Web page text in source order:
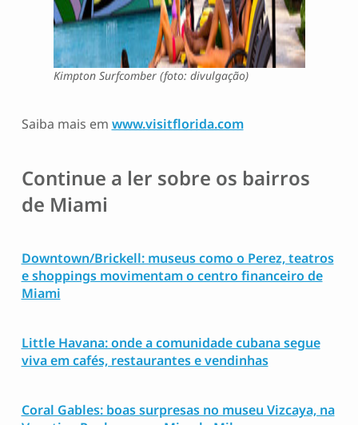
Kimpton Surfcomber (foto: divulgação)
Saiba mais em www.visitflorida.com
Continue a ler sobre os bairros
de Miami
Downtown/Brickell: museus como o Perez, teatros
e shoppings movimentam o centro financeiro de
Miami
Little Havana: onde a comunidade cubana segue
viva em cafés, restaurantes e vendinhas
Coral Gables: boas surpresas no museu Vizcaya, na